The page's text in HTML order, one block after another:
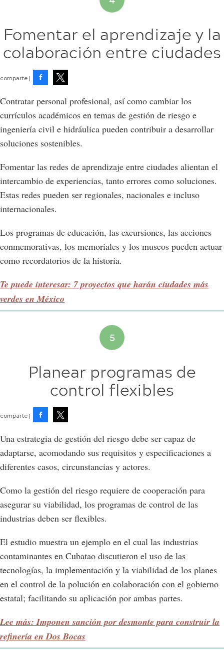
Fomentar el aprendizaje y la
colaboración entre ciudades
Contratar personal profesional, así como cambiar los
currículos académicos en temas de gestión de riesgo e
ingeniería civil e hidráulica pueden contribuir a desarrollar
soluciones sostenibles.
Fomentar las redes de aprendizaje entre ciudades alientan el
intercambio de experiencias, tanto errores como soluciones.
Estas redes pueden ser regionales, nacionales e incluso
internacionales.
Los programas de educación, las excursiones, las acciones
conmemorativas, los memoriales y los museos pueden actuar
como recordatorios de la historia.
Te puede interesar: 7 proyectos que harán ciudades más
verdes en México
Planear programas de
control flexibles
Una estrategia de gestión del riesgo debe ser capaz de
adaptarse, acomodando sus requisitos y especificaciones a
diferentes casos, circunstancias y actores.
Como la gestión del riesgo requiere de cooperación para
asegurar su viabilidad, los programas de control de las
industrias deben ser flexibles.
El estudio muestra un ejemplo en el cual las industrias
contaminantes en Cubatao discutieron el uso de las
tecnologías, la implementación y la viabilidad de los planes
en el control de la polución en colaboración con el gobierno
estatal; facilitando su aplicación por ambas partes.
Lee más: Imponen sanción por desmonte para construir la
refinería en Dos Bocas